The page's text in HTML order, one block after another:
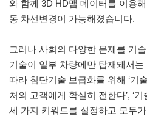
와 함께 3D HD맵 데이터를 이용
동 차선변경이 가능해졌습니다.
그러나 사회의 다양한 문제를 기
기술이 일부 차량에만 탑재돼서
따라 첨단기술 보급화를 위해 ‘기
처의 고객에게 확실히 전한다’, ‘
세 가지 키워드를 설정하고 모두